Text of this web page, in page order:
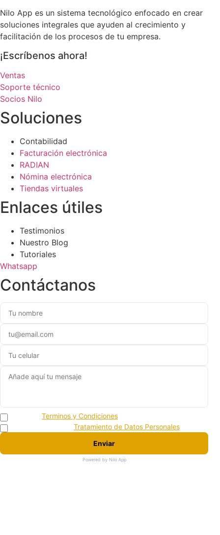
Nilo App es un sistema tecnológico enfocado en crear
soluciones integrales que ayuden al crecimiento y
facilitación de los procesos de tu empresa.
¡Escríbenos ahora!
Ventas
Soporte técnico
Socios Nilo
Soluciones
Contabilidad
Facturación electrónica
RADIAN
Nómina electrónica
Tiendas virtuales
Enlaces útiles
Testimonios
Nuestro Blog
Tutoriales
Whatsapp
Contáctanos
Terminos y Condiciones
Tratamiento de Datos Personales
Enviar
Powered by Nilo App